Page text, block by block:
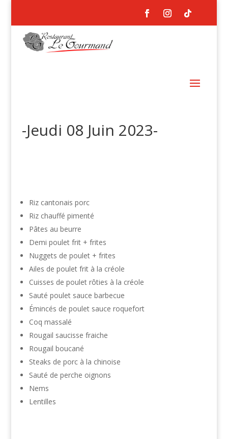
-Jeudi 08 Juin 2023-
Riz cantonais porc
Riz chauffé pimenté
Pâtes au beurre
Demi poulet frit + frites
Nuggets de poulet + frites
Ailes de poulet frit à la créole
Cuisses de poulet rôties à la créole
Sauté poulet sauce barbecue
Émincés de poulet sauce roquefort
Coq massalé
Rougail saucisse fraiche
Rougail boucané
Steaks de porc à la chinoise
Sauté de perche oignons
Nems
Lentilles